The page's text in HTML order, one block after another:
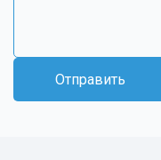
Отправить